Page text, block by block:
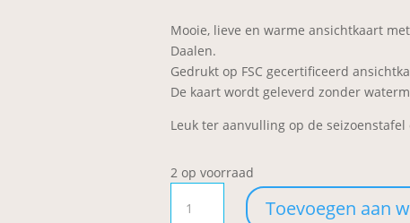
Mooie, lieve en warme ansichtkaart
Daalen.
Gedrukt op FSC gecertificeerd
​De kaart wordt geleverd zonder
Leuk ter aanvulling op de
2 op voorraad
aantal
Toevoegen aan